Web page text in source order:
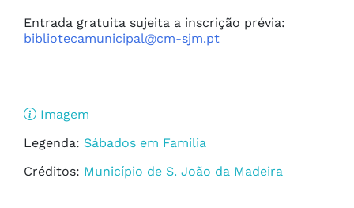
Entrada gratuita sujeita a inscrição prévia:
bibliotecamunicipal@cm-sjm.pt
Imagem
Legenda: Sábados em Família
Créditos: Município de S. João da Madeira